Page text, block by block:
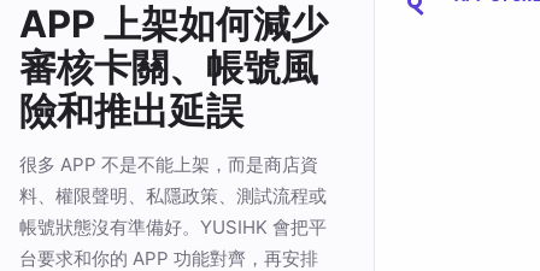
APP 上架如何減少
審核卡關、帳號風
險和推出延誤
很多 APP 不是不能上架，而是商店資
料、權限聲明、私隱政策、測試流程或
帳號狀態沒有準備好。YUSIHK 會把平
台要求和你的 APP 功能對齊，再安排